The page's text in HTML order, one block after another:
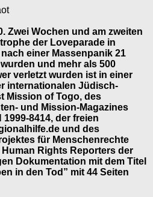
Zwei Wochen und am zweiten
der Loveparade in
einer Massenpanik 21
und mehr als 500
verletzt wurden ist in einer
internationalen Jüdisch-
Mission of Togo, des
und Mission-Magazines
1999-8414, der freien
und des
für Menschenrechte
Human Rights Reporters der
Dokumentation mit dem Titel
in den Tod” mit 44 Seiten